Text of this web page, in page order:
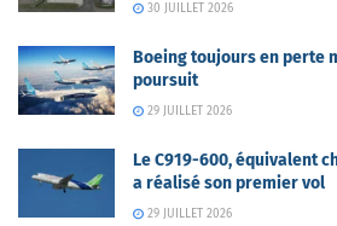
30 JUILLET 2026
Boeing toujours en perte
poursuit
29 JUILLET 2026
Le C919-600, équivalent
a réalisé son premier vol
29 JUILLET 2026